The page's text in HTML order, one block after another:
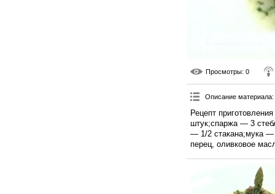
Просмотры: 0
Описание материала:
Рецепт
штук;спаржа — 3
— 1/2 стакана;мука —
перец, оливковое